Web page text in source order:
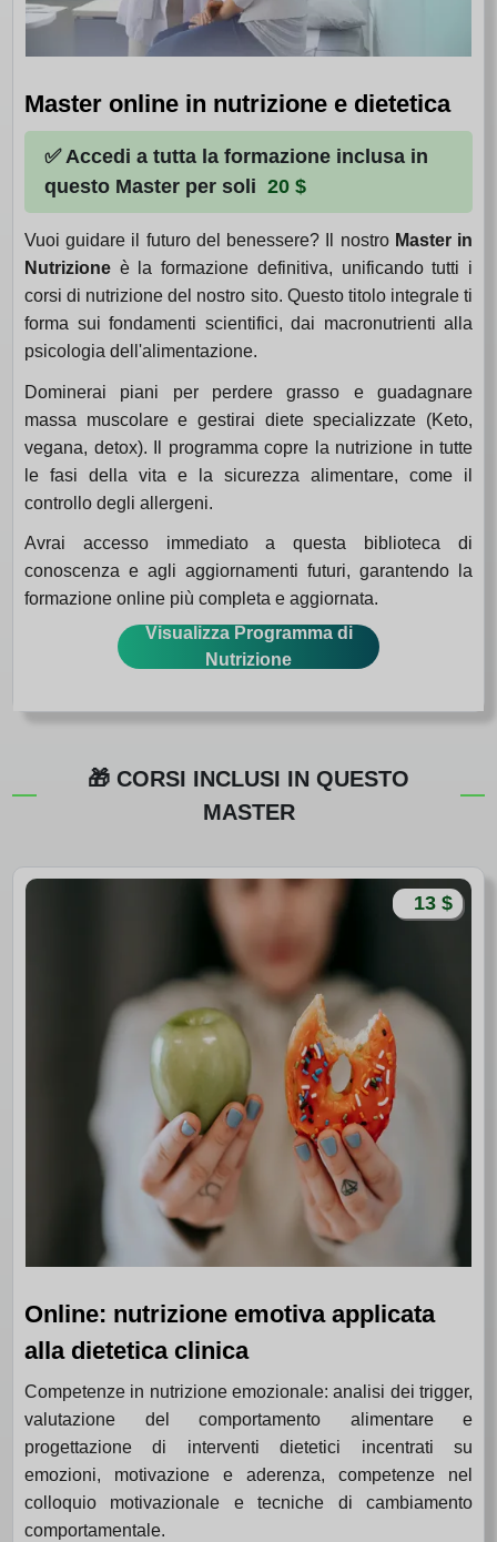
Master online in nutrizione e dietetica
✅ Accedi a tutta la formazione inclusa in
questo Master per soli 20 $
Vuoi guidare il futuro del benessere? Il nostro Master in
Nutrizione è la formazione definitiva, unificando tutti i
corsi di nutrizione del nostro sito. Questo titolo integrale ti
forma sui fondamenti scientifici, dai macronutrienti alla
psicologia dell'alimentazione.
Dominerai piani per perdere grasso e guadagnare
massa muscolare e gestirai diete specializzate (Keto,
vegana, detox). Il programma copre la nutrizione in tutte
le fasi della vita e la sicurezza alimentare, come il
controllo degli allergeni.
Avrai accesso immediato a questa biblioteca di
conoscenza e agli aggiornamenti futuri, garantendo la
formazione online più completa e aggiornata.
Visualizza Programma di
Nutrizione
🎁 CORSI INCLUSI IN QUESTO
MASTER
Online: nutrizione emotiva applicata
alla dietetica clinica
13 $
Competenze in nutrizione emozionale: analisi dei trigger,
valutazione del comportamento alimentare e
progettazione di interventi dietetici incentrati su
emozioni, motivazione e aderenza, competenze nel
colloquio motivazionale e tecniche di cambiamento
comportamentale.